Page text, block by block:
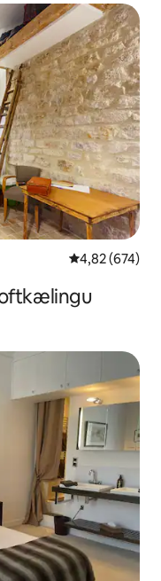
4,82 af 5 í
4,82 (674)